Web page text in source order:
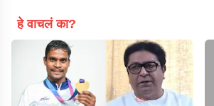
हे वाचलं का?